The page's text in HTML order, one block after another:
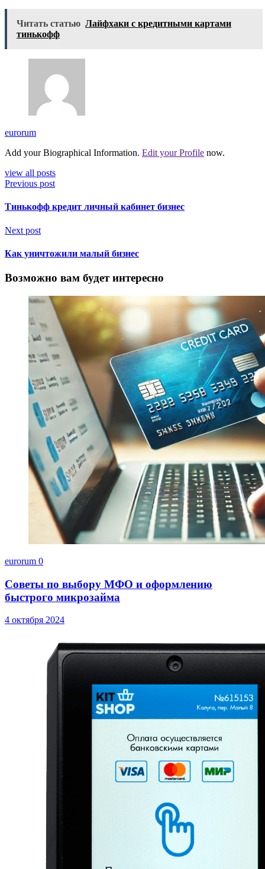
Читать статью Лайфхаки с кредитными картами
тинькофф
eurorum
Add your Biographical Information. Edit your Profile now.
view all posts
Previous post
Тинькофф кредит личный кабинет бизнес
Next post
Как уничтожили малый бизнес
Возможно вам будет интересно
eurorum 0
Советы по выбору МФО и оформлению
быстрого микрозайма
4 октября 2024